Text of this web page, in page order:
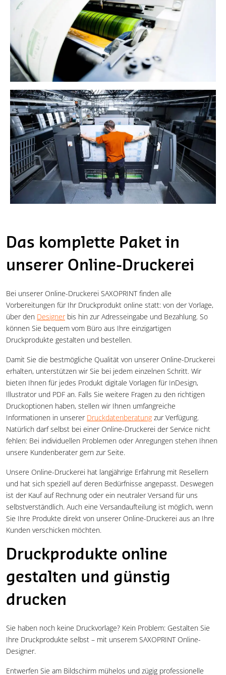
Das komplette Paket in
unserer Online-Druckerei
Bei unserer Online-Druckerei SAXOPRINT finden alle
Vorbereitungen für Ihr Druckprodukt online statt: von der Vorlage,
über den Designerbis hin zur Adresseingabe und Bezahlung. So
können Sie bequem vom Büro aus Ihre einzigartigen
Druckprodukte gestalten und bestellen.
Damit Sie die bestmögliche Qualität von unserer Online-Druckerei
erhalten, unterstützen wir Sie bei jedem einzelnen Schritt. Wir
bieten Ihnen für jedes Produkt digitale Vorlagen für InDesign,
Illustrator und PDF an. Falls Sie weitere Fragen zu den richtigen
Druckoptionen haben, stellen wir Ihnen umfangreiche
Informationen in unserer Druckdatenberatung zur Verfügung.
Natürlich darf selbst bei einer Online-Druckerei der Service nicht
fehlen: Bei individuellen Problemen oder Anregungen stehen Ihnen
unsere Kundenberater gern zur Seite.
Unsere Online-Druckerei hat langjährige Erfahrung mit Resellern
und hat sich speziell auf deren Bedürfnisse angepasst. Deswegen
ist der Kauf auf Rechnung oder ein neutraler Versand für uns
selbstverständlich. Auch eine Versandaufteilung ist möglich, wenn
Sie Ihre Produkte direkt von unserer Online-Druckerei aus an Ihre
Kunden verschicken möchten.
Druckprodukte online
gestalten und günstig
drucken
Sie haben noch keine Druckvorlage? Kein Problem: Gestalten Sie
Ihre Druckprodukte selbst – mit unserem SAXOPRINT Online-
Designer.
Entwerfen Sie am Bildschirm mühelos und zügig professionelle